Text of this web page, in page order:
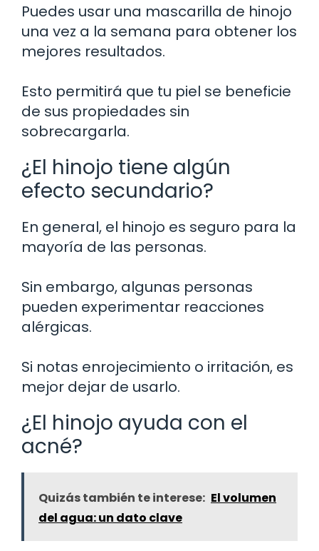
Puedes usar una mascarilla de hinojo
una vez a la semana para obtener los
mejores resultados.
Esto permitirá que tu piel se beneficie
de sus propiedades sin
sobrecargarla.
¿El hinojo tiene algún
efecto secundario?
En general, el hinojo es seguro para la
mayoría de las personas.
Sin embargo, algunas personas
pueden experimentar reacciones
alérgicas.
Si notas enrojecimiento o irritación, es
mejor dejar de usarlo.
¿El hinojo ayuda con el
acné?
Quizás también te interese: El volumen
del agua: un dato clave